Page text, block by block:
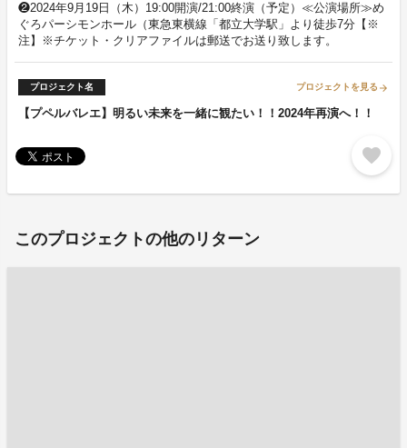
❷2024年9月19日（木）19:00開演/21:00終演（予定）≪公演場所≫め
ぐろパーシモンホール（東急東横線「都立大学駅」より徒歩7分【※
注】※チケット・クリアファイルは郵送でお送り致します。
プロジェクト名 プロジェクトを見る arrow_forward
【プペルバレエ】明るい未来を一緒に観たい！！2024年再演へ！！
favorite
このプロジェクトの他のリターン